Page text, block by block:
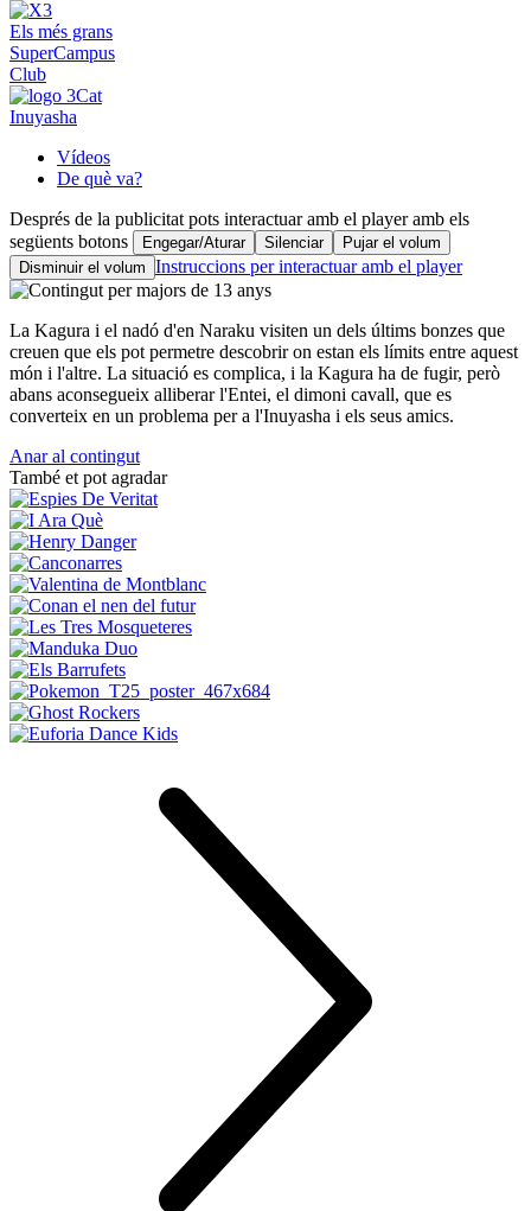
Els més grans
SuperCampus
Club
Inuyasha
Vídeos
De què va?
Després de la publicitat pots interactuar amb el player amb els
següents botons
Engegar/Aturar Silenciar
Pujar el volum
Disminuir el volum Instruccions per interactuar amb el player
La Kagura i el nadó d'en Naraku visiten un dels últims bonzes que
creuen que els pot permetre descobrir on estan els límits entre aquest
món i l'altre. La situació es complica, i la Kagura ha de fugir, però
abans aconsegueix alliberar l'Entei, el dimoni cavall, que es
converteix en un problema per a l'Inuyasha i els seus amics.
Anar al contingut
També et pot agradar